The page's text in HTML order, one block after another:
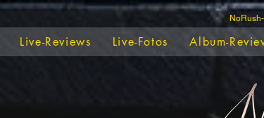
Live-Reviews Live-Fotos Album-